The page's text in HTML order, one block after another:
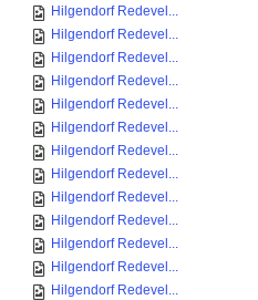
Hilgendorf Redevel...
Hilgendorf Redevel...
Hilgendorf Redevel...
Hilgendorf Redevel...
Hilgendorf Redevel...
Hilgendorf Redevel...
Hilgendorf Redevel...
Hilgendorf Redevel...
Hilgendorf Redevel...
Hilgendorf Redevel...
Hilgendorf Redevel...
Hilgendorf Redevel...
Hilgendorf Redevel...